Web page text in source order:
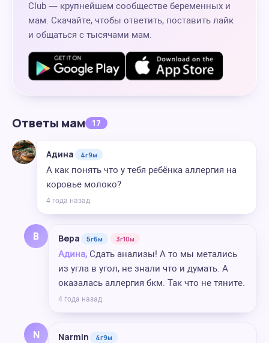
Club — крупнейшем сообществе беременных и
мам. Скачайте, чтобы ответить, поставить лайк
и общаться с тысячами мам.
Ответы мам 17
Адина 4г9м
А как понять что у тебя ребёнка аллергия на
коровье молоко?
4 года назад
В Вера 5г6м 3г10м
Адина, Сдать анализы! А то мы метались
из угла в угол, не знали что и думать. А
оказалась аллергия бкм. Так что не тяните.
4 года назад
N Narmin 4г9м